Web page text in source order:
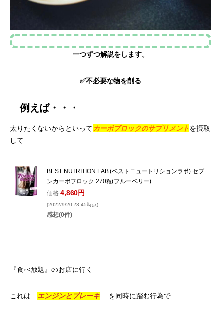
一つずつ解説をします。
✅不必要な物を削る
例えば・・・
太りたくないからといって カーボブロックのサプリメントを摂取
して
BEST NUTRITION LAB (ベストニュートリションラボ) セブ
ンカーボブロック 270粒(ブルーベリー)
価格:4,860円
(2022/9/20 23:45時点)
感想(0件)
『食べ放題』のお店に行く
これは エンジンとブレーキ を同時に踏む行為で